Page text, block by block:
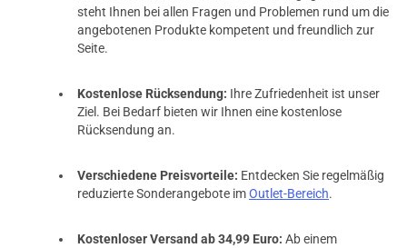
steht Ihnen bei allen Fragen und Problemen rund um die
angebotenen Produkte kompetent und freundlich zur
Seite.
Kostenlose Rücksendung: Ihre Zufriedenheit ist unser
Ziel. Bei Bedarf bieten wir Ihnen eine kostenlose
Rücksendung an.
Verschiedene Preisvorteile: Entdecken Sie regelmäßig
reduzierte Sonderangebote imOutlet-Bereich.
Kostenloser Versand ab 34,99 Euro: Ab einem